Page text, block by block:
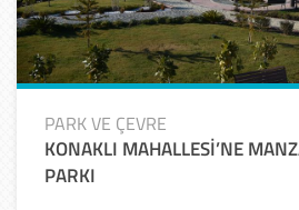
PARK VE ÇEVRE
KONAKLI MAHALLESİ’NE
PARKI